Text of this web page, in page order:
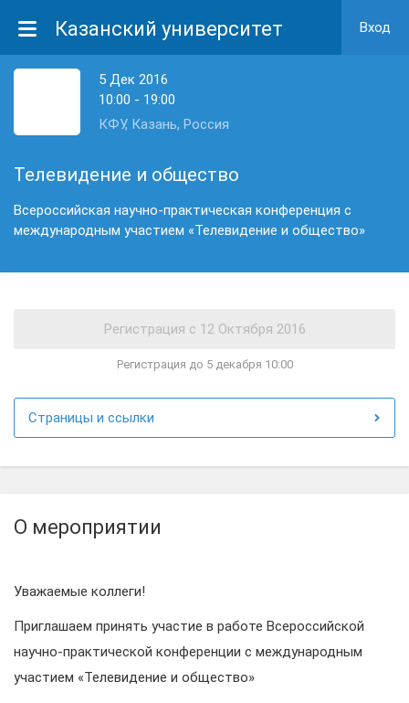
Казанский университет Вход
5 Дек 2016
10:00 - 19:00
КФУ, Казань, Россия
Телевидение и общество
Всероссийская научно-практическая конференция с
международным участием «Телевидение и общество»
Регистрация до 5 декабря 10:00
Страницы и ссылки
О мероприятии
Уважаемые коллеги!
Приглашаем принять участие в работе Всероссийской
научно-практической конференции с международным
участием «Телевидение и общество»